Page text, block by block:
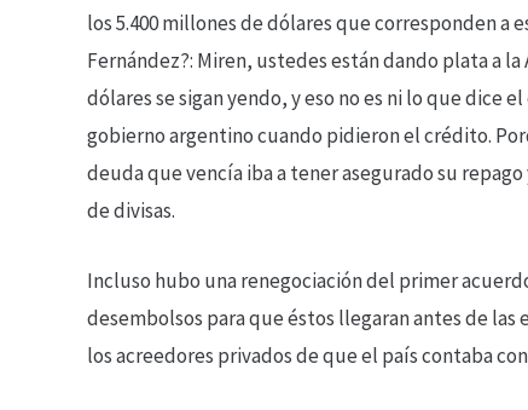
los 5.400 millones de dólares que corresponden
Fernández?: Miren, ustedes están dando plata a
dólares se sigan yendo, y eso no es ni lo que dice
gobierno argentino cuando pidieron el crédito.
deuda que vencía iba a tener asegurado su
de divisas.
Incluso hubo una renegociación del primer
desembolsos para que éstos llegaran antes de
los acreedores privados de que el país contaba